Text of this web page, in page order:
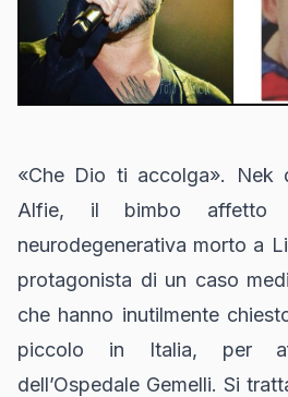
«Che Dio ti accolga». Nek
Alfie, il bimbo affetto
neurodegenerativa morto a
protagonista di un caso
che hanno inutilmente
piccolo in Italia, per
dell’Ospedale Gemelli. Si